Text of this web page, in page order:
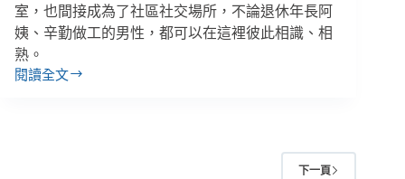
窮
奇
幻
紀
事》
室，也間接成為了社區社交場所，不論退休年長阿
姨、辛勤做工的男性，都可以在這裡彼此相識、相
熟。
閱讀全文
越
下一頁